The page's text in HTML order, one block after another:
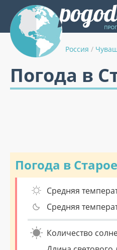
Россия /
Погода в
Погода в
Средняя
Средняя
Количество